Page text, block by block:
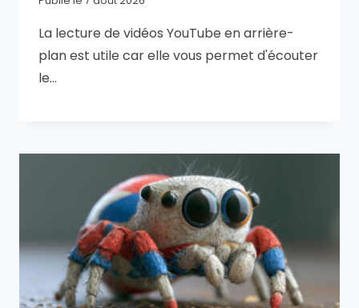
La lecture de vidéos YouTube en arrière-
plan est utile car elle vous permet d'écouter
le…